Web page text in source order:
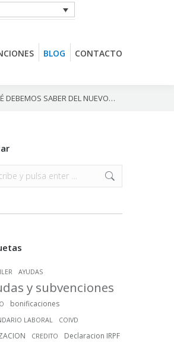
BLOG CONTACTO
DEBEMOS SABER DEL NUEVO…
AYUDAS
y subvenciones
bonificaciones
LABORAL COIVD
CREDITO Declaracion IRPF